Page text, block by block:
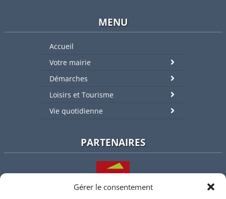
Gérer le consentement
MENU
Accueil
Votre mairie
Démarches
Loisirs et Tourisme
Vie quotidienne
PARTENAIRES